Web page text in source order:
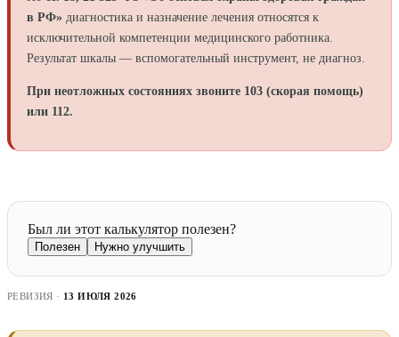
в РФ» диагностика и назначение лечения относятся к
исключительной компетенции медицинского работника.
Результат шкалы — вспомогательный инструмент, не диагноз.
При неотложных состояниях звоните 103 (скорая помощь)
или 112.
Был ли этот калькулятор полезен?
Полезен Нужно улучшить
РЕВИЗИЯ · 13 ИЮЛЯ 2026